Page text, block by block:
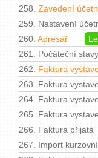
258. Zavedení
259. Nastavení
260. Adresář
261. Počáteční
262. Faktura
263. Faktura
264. Faktura
265. Faktura
266. Faktura přijatá
267. Import